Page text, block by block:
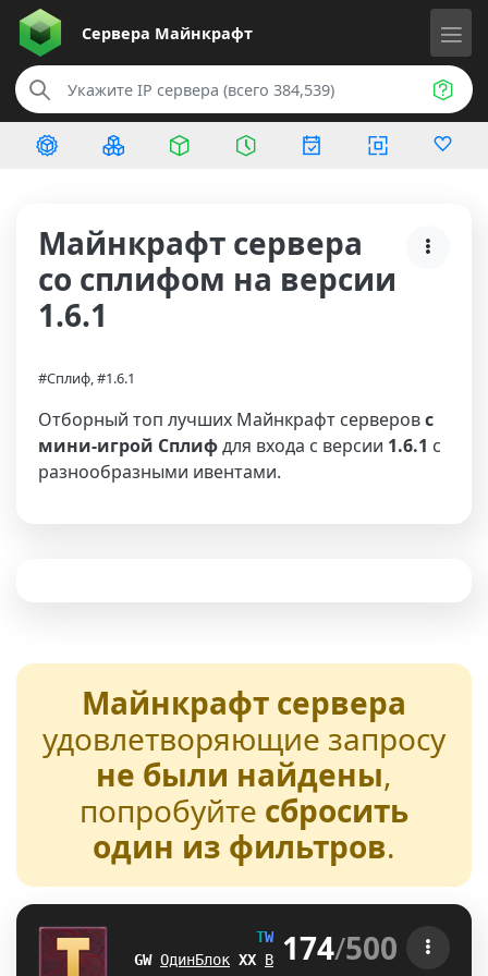
Сервера Майнкрафт
Майнкрафт сервера
со сплифом на версии
1.6.1
#Сплиф, #1.6.1
Отборный топ лучших Майнкрафт серверовс
мини-игрой Сплифдля входа с версии 1.6.1 с
разнообразными ивентами.
Майнкрафт сервера
удовлетворяющие запросу
не были найдены,
попробуйте сбросить
один из фильтров.
TW NT UR E
[1.21-26.2]
I@ ОдинБлок SM Выживание R] БедВарс
174/500